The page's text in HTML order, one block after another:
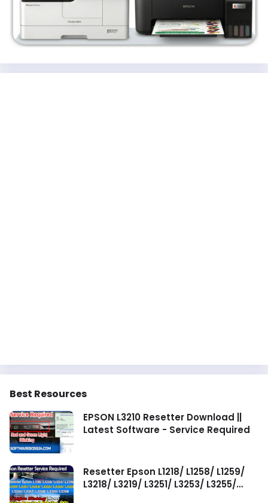
Best Resources
EPSON L3210 Resetter Download ||
Latest Software - Service Required
Resetter Epson L1218/ L1258/ L1259/
L3218/ L3219/ L3251/ L3253/ L3255/